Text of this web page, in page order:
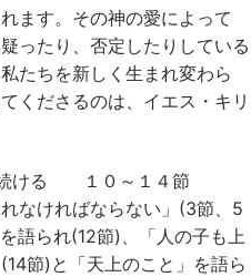
ます。その神の愛によって
ったり、否定したりしている
たちを新しく生まれ変わら
くださるのは、イエス・キリ
続ける １０～１４節
なければならない」(3節、5
語られ(12節)、「人の子も上
節)と「天上のこと」を語ら